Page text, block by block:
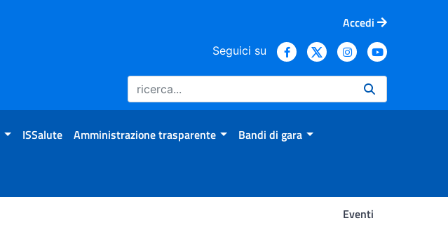
Accedi
Seguici su
ISSalute Amministrazione trasparente Bandi di gara
Eventi